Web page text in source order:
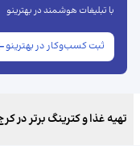
با تبلیغات هوشمند در بهترینو
ثبت کسب‌وکار در بهترینو
تهیه غذا و کترینگ برتر در کرج